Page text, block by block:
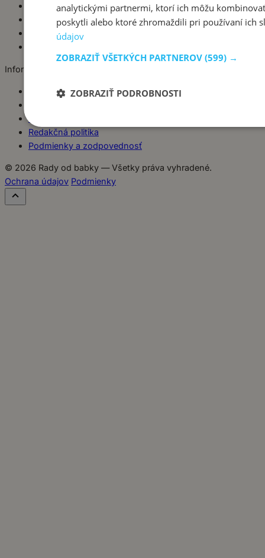
Zdravé tipy
Bezmäsité jedlá
Informácie
O babke
Redakčná politika
Podmienky a zodpovednosť
© 2026 Rady od babky — Všetky práva vyhradené.
Ochrana údajov Podmienky
analytickými partnermi, ktorí ich môžu
poskytli alebo ktoré zhromaždili pri používaní ich
údajov
ZOBRAZIŤ VŠETKÝCH PARTNEROV(599) →
ZOBRAZIŤ PODROBNOSTI